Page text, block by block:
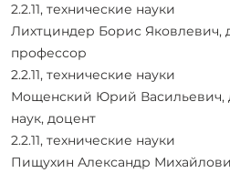
2.2.11, технические науки
Лихтциндер Борис Яковлевич,
профессор
2.2.11, технические науки
Мощенский Юрий Васильевич,
наук, доцент
2.2.11, технические науки
Пищухин Александр